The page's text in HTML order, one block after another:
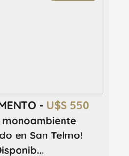
- U$S 550
monoambiente
en San Telmo!